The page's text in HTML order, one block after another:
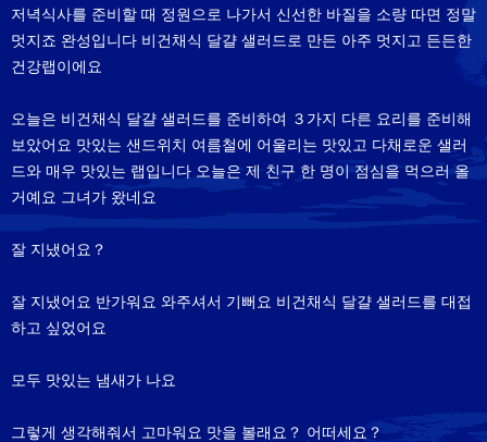
저녁식사를 준비할 때 정원으로 나가서 신선한 바질을 소량 따면 정말
멋지죠 완성입니다 비건채식 달걀 샐러드로 만든 아주 멋지고 든든한
건강랩이에요
오늘은 비건채식 달걀 샐러드를 준비하여 ３가지 다른 요리를 준비해
보았어요 맛있는 샌드위치 여름철에 어울리는 맛있고 다채로운 샐러
드와 매우 맛있는 랩입니다 오늘은 제 친구 한 명이 점심을 먹으러 올
거예요 그녀가 왔네요
잘 지냈어요？
잘 지냈어요 반가워요 와주셔서 기뻐요 비건채식 달걀 샐러드를 대접
하고 싶었어요
모두 맛있는 냄새가 나요
그렇게 생각해줘서 고마워요 맛을 볼래요？ 어떠세요？